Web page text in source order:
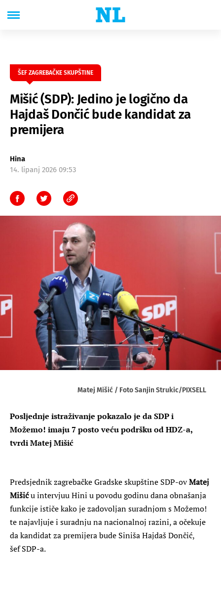
ŠEF ZAGREBAČKE SKUPŠTINE
Mišić (SDP): Jedino je logično da
Hajdaš Dončić bude kandidat za
premijera
Hina
14. lipanj 2026 09:53
Matej Mišić / Foto Sanjin Strukic/PIXSELL
Posljednje istraživanje pokazalo je da SDP i
Možemo! imaju 7 posto veću podršku od HDZ-a,
tvrdi Matej Mišić
Predsjednik zagrebačke Gradske skupštine SDP-ovMatej
Mišiću intervjuu Hini u povodu godinu dana obnašanja
funkcije ističe kako je zadovoljan suradnjom s Možemo!
te najavljuje i suradnju na nacionalnoj razini, a očekuje
da kandidat za premijera bude Siniša Hajdaš Dončić,
šef SDP-a.